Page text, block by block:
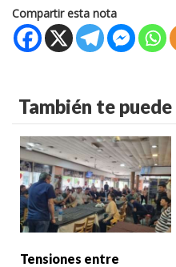
Compartir esta nota
También te
Tensiones entre